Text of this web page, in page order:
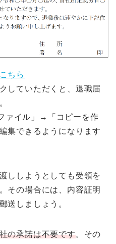
こちら
していただくと、退職届
ァイル」→「コピーを作
集できるようになります
ししようとしても受領を
その場合には、内容証明
送しましょう。
の承諾は不要です。その